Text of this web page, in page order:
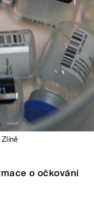
Zlíně
o očkování